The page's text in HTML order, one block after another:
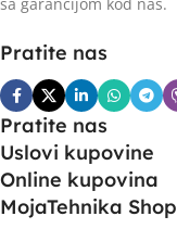
Pratite nas
Pratite nas
Uslovi kupovine
Online kupovina
MojaTehnika Shop